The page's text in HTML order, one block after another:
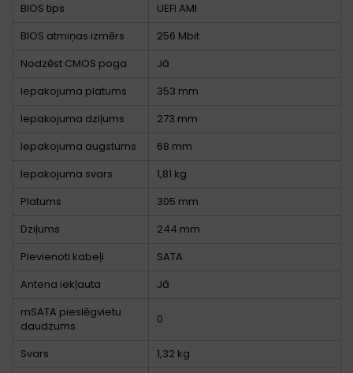
BIOS tips
UEFI AMI
BIOS atmiņas izmērs
256 Mbit
Nodzēst CMOS poga
Jā
Iepakojuma platums
353 mm
Iepakojuma dziļums
273 mm
Iepakojuma augstums
68 mm
Iepakojuma svars
1,81 kg
Platums
305 mm
Dziļums
244 mm
Pievienoti kabeļi
SATA
Antena iekļauta
Jā
mSATA pieslēgvietu
daudzums
0
Svars
1,32 kg